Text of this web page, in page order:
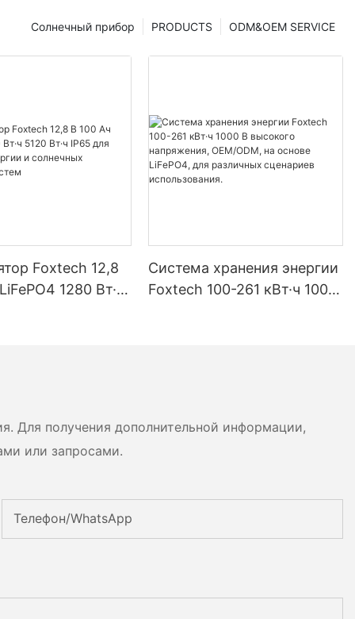
ODM&OEM SERVICE
PRODUCTS
Солнечный прибор
Foxtech 12,8
1280 Вт·ч
Система хранения энергии
Foxtech 100-261 кВт·ч 1000
Для получения дополнительной информации,
или запросами.
Телефон/WhatsApp